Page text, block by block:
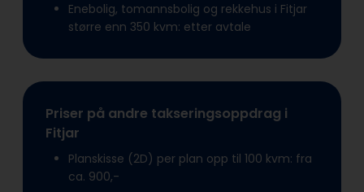
Enebolig, tomannsbolig og rekkehus i Fitjar
større enn 350 kvm: etter avtale
Priser på andre takseringsoppdrag i
Fitjar
Planskisse (2D) per plan opp til 100 kvm: fra
ca. 900,-